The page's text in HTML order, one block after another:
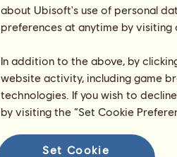
about Ubisoft's use of personal
preferences at anytime by
In addition to the above, by
website activity, including game
technologies. If you wish to
by visiting the “Set Cookie
Set Cookie